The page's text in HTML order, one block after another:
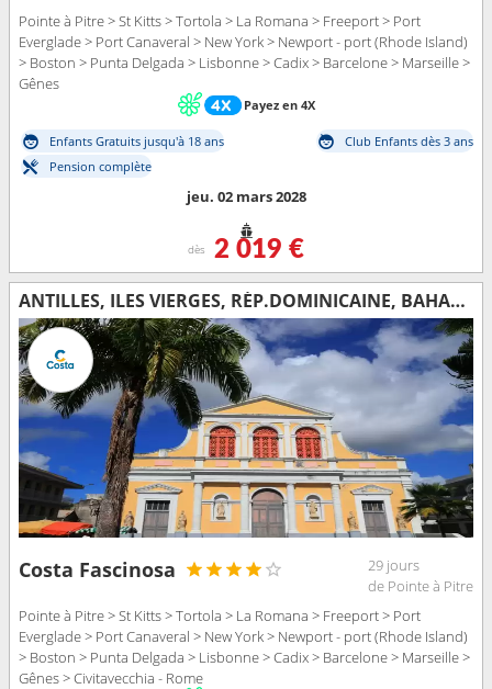
Pointe à Pitre > St Kitts > Tortola > La Romana > Freeport > Port
Everglade > Port Canaveral > New York > Newport - port (Rhode Island)
> Boston > Punta Delgada > Lisbonne > Cadix > Barcelone > Marseille >
Gênes
Payez en 4X
Enfants Gratuits jusqu'à 18 ans
Club Enfants dès 3 ans
Pension complète
jeu. 02 mars 2028
dès 2 019 €
ANTILLES, ILES VIERGES, RÉP.DOMINICAINE, BAHAMAS, FLORIDE (USA), ÉTATS-UNIS, AÇORES, PORTUGAL, ESPAGNE, FRANCE, ITALIE
Costa Fascinosa
29 jours
de Pointe à Pitre
Pointe à Pitre > St Kitts > Tortola > La Romana > Freeport > Port
Everglade > Port Canaveral > New York > Newport - port (Rhode Island)
> Boston > Punta Delgada > Lisbonne > Cadix > Barcelone > Marseille >
Gênes > Civitavecchia - Rome